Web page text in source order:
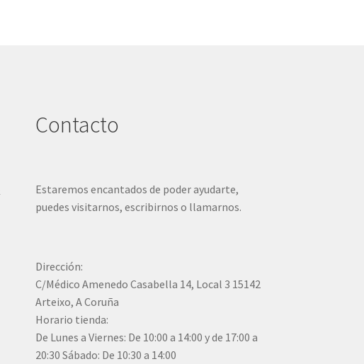
Contacto
Estaremos encantados de poder ayudarte,
puedes visitarnos, escribirnos o llamarnos.
Dirección:
C/Médico Amenedo Casabella 14, Local 3 15142
Arteixo, A Coruña
Horario tienda:
De Lunes a Viernes: De 10:00 a 14:00 y de 17:00 a
20:30 Sábado: De 10:30 a 14:00